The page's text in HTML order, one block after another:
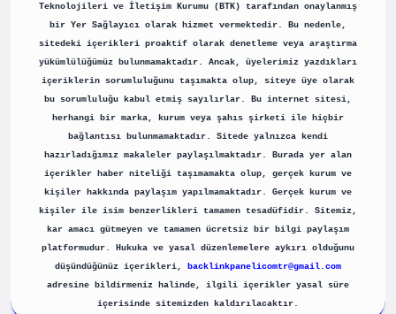
Teknolojileri ve İletişim Kurumu (BTK) tarafından onaylanmış
bir Yer Sağlayıcı olarak hizmet vermektedir. Bu nedenle,
sitedeki içerikleri proaktif olarak denetleme veya araştırma
yükümlülüğümüz bulunmamaktadır. Ancak, üyelerimiz yazdıkları
içeriklerin sorumluluğunu taşımakta olup, siteye üye olarak
bu sorumluluğu kabul etmiş sayılırlar. Bu internet sitesi,
herhangi bir marka, kurum veya şahıs şirketi ile hiçbir
bağlantısı bulunmamaktadır. Sitede yalnızca kendi
hazırladığımız makaleler paylaşılmaktadır. Burada yer alan
içerikler haber niteliği taşımamakta olup, gerçek kurum ve
kişiler hakkında paylaşım yapılmamaktadır. Gerçek kurum ve
kişiler ile isim benzerlikleri tamamen tesadüfidir. Sitemiz,
kar amacı gütmeyen ve tamamen ücretsiz bir bilgi paylaşım
platformudur. Hukuka ve yasal düzenlemelere aykırı olduğunu
düşündüğünüz içerikleri,
backlinkpanelicomtr@gmail.com
adresine bildirmeniz halinde, ilgili içerikler yasal süre
içerisinde sitemizden kaldırılacaktır.